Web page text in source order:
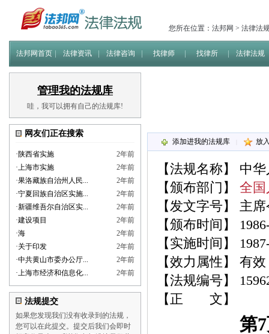
您所在位置： 法邦网 > 法律法
法邦网首页 法律资讯 法律咨询 找律师 找律所 法律法规
管理我的法规库
哇，我可以拥有自己的法规库!
网友们正在搜索
·陕西省实施
2年前
·上海市实施
2年前
·果洛藏族自治州人民...
2年前
·宁夏回族自治区实施...
2年前
·新疆维吾尔自治区实...
2年前
·建设项目
2年前
·海
2年前
·关于印发
2年前
·中共黄山市委办公厅...
2年前
·上海市经济和信息化... 2年前
法规提交
如果您发现我们没有收录到的法规，
您可以在此提交。提交后我们会即时
添加进我的法规库 放
【法规名称】 中
【颁布部门】 全国
【发文字号】 主
【颁布时间】
【实施时间】
【效力属性】 有效
【法规编号】
【正 文】
第